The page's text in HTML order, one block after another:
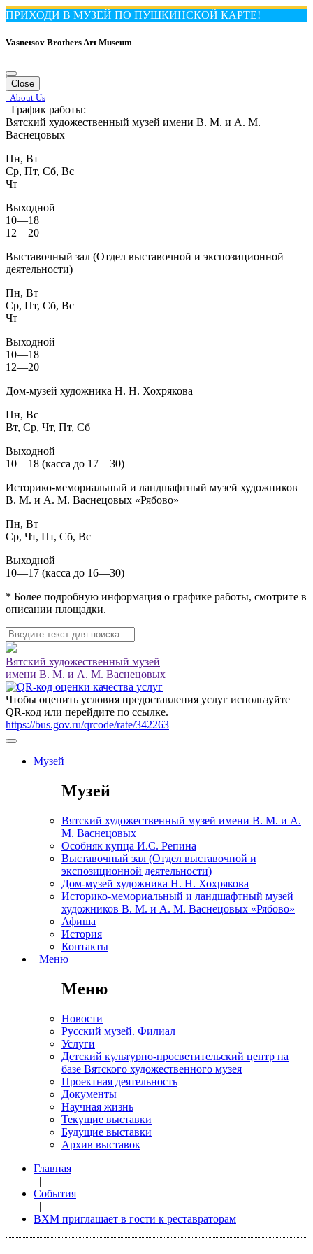
ПРИХОДИ В МУЗЕЙ ПО ПУШКИНСКОЙ КАРТЕ!
Vasnetsov Brothers Art Museum
Close
About Us
График работы:
Вятский художественный музей имени В. М. и А. М.
Васнецовых
Пн, Вт
Ср, Пт, Сб, Вс
Чт
Выходной
10—18
12—20
Выставочный зал (Отдел выставочной и экспозиционной
деятельности)
Пн, Вт
Ср, Пт, Сб, Вс
Чт
Выходной
10—18
12—20
Дом-музей художника Н. Н. Хохрякова
Пн, Вс
Вт, Ср, Чт, Пт, Сб
Выходной
10—18 (касса до 17—30)
Историко-мемориальный и ландшафтный музей художников
В. М. и А. М. Васнецовых «Рябово»
Пн, Вт
Ср, Чт, Пт, Сб, Вс
Выходной
10—17 (касса до 16—30)
* Более подробную информация о графике работы, смотрите в
описании площадки.
Вятский художественный музей
имени В. М. и А. М. Васнецовых
Чтобы оценить условия предоставления услуг используйте
QR-код или перейдите по ссылке.
https://bus.gov.ru/qrcode/rate/342263
Музей
Музей
Вятский художественный музей имени В. М. и А.
М. Васнецовых
Особняк купца И.С. Репина
Выставочный зал (Отдел выставочной и
экспозиционной деятельности)
Дом-музей художника Н. Н. Хохрякова
Историко-мемориальный и ландшафтный музей
художников В. М. и А. М. Васнецовых «Рябово»
Афиша
История
Контакты
Меню
Меню
Новости
Русский музей. Филиал
Услуги
Детский культурно-просветительский центр на
базе Вятского художественного музея
Проектная деятельность
Документы
Научная жизнь
Текущие выставки
Будущие выставки
Архив выставок
Главная
|
События
|
ВХМ приглашает в гости к реставраторам